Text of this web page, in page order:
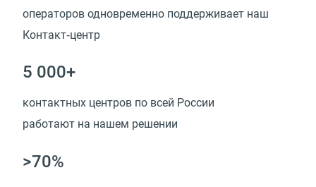
операторов одновременно поддерживает наш
Контакт‑центр
5 000+
контактных центров по всей России
работают на нашем решении
>70%